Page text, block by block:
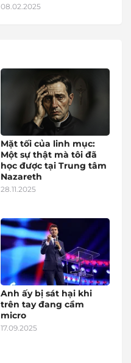
08.02.2025
Mặt tối của linh mục:
Một sự thật mà tôi đã
học được tại Trung tâm
Nazareth
28.11.2025
Anh ấy bị sát hại khi
trên tay đang cầm
micro
17.09.2025